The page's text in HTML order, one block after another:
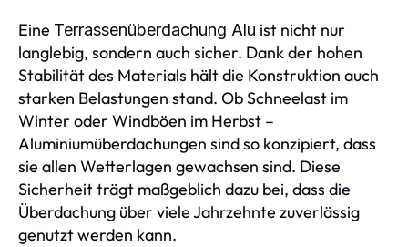
Eine Terrassenüberdachung Alu ist nicht nur
langlebig, sondern auch sicher. Dank der hohen
Stabilität des Materials hält die Konstruktion auch
starken Belastungen stand. Ob Schneelast im
Winter oder Windböen im Herbst –
Aluminiumüberdachungen sind so konzipiert, dass
sie allen Wetterlagen gewachsen sind. Diese
Sicherheit trägt maßgeblich dazu bei, dass die
Überdachung über viele Jahrzehnte zuverlässig
genutzt werden kann.